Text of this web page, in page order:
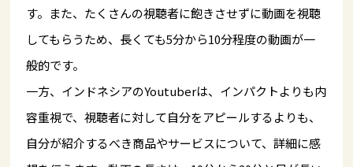
す。また、たくさんの視聴者に飽きさせずに動画を視聴
してもらうため、長くても5分から10分程度の動画が一
般的です。
一方、インドネシアのYoutuberは、インパクトよりも内
容重視で、視聴者に対して自分をアピールするよりも、
自分が紹介するべき商品やサービスについて、詳細に感